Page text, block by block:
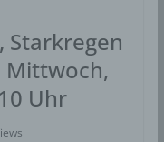
Starkregen
Uhr
Europäischen
Recht,